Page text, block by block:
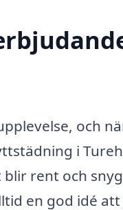
och
i
rent och
en god idé